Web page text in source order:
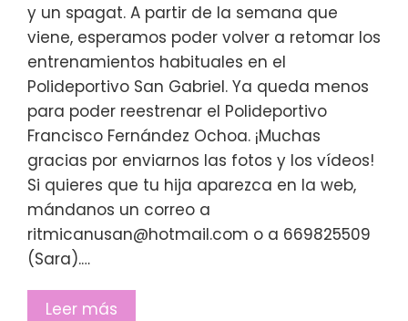
y un spagat. A partir de la semana que
viene, esperamos poder volver a retomar los
entrenamientos habituales en el
Polideportivo San Gabriel. Ya queda menos
para poder reestrenar el Polideportivo
Francisco Fernández Ochoa. ¡Muchas
gracias por enviarnos las fotos y los vídeos!
Si quieres que tu hija aparezca en la web,
mándanos un correo a
ritmicanusan@hotmail.com o a 669825509
(Sara).…
Leer más